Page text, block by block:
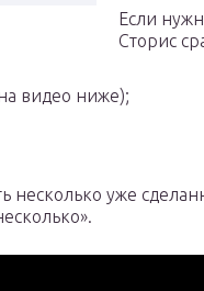
Если
Сторис
видео ниже);
несколько уже